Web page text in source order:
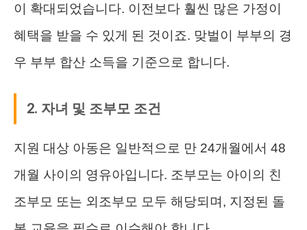
이 확대되었습니다. 이전보다 훨씬 많은 가정이
혜택을 받을 수 있게 된 것이죠. 맞벌이 부부의 경
우 부부 합산 소득을 기준으로 합니다.
2. 자녀 및 조부모 조건
지원 대상 아동은 일반적으로 만 24개월에서 48
개월 사이의 영유아입니다. 조부모는 아이의 친
조부모 또는 외조부모 모두 해당되며, 지정된 돌